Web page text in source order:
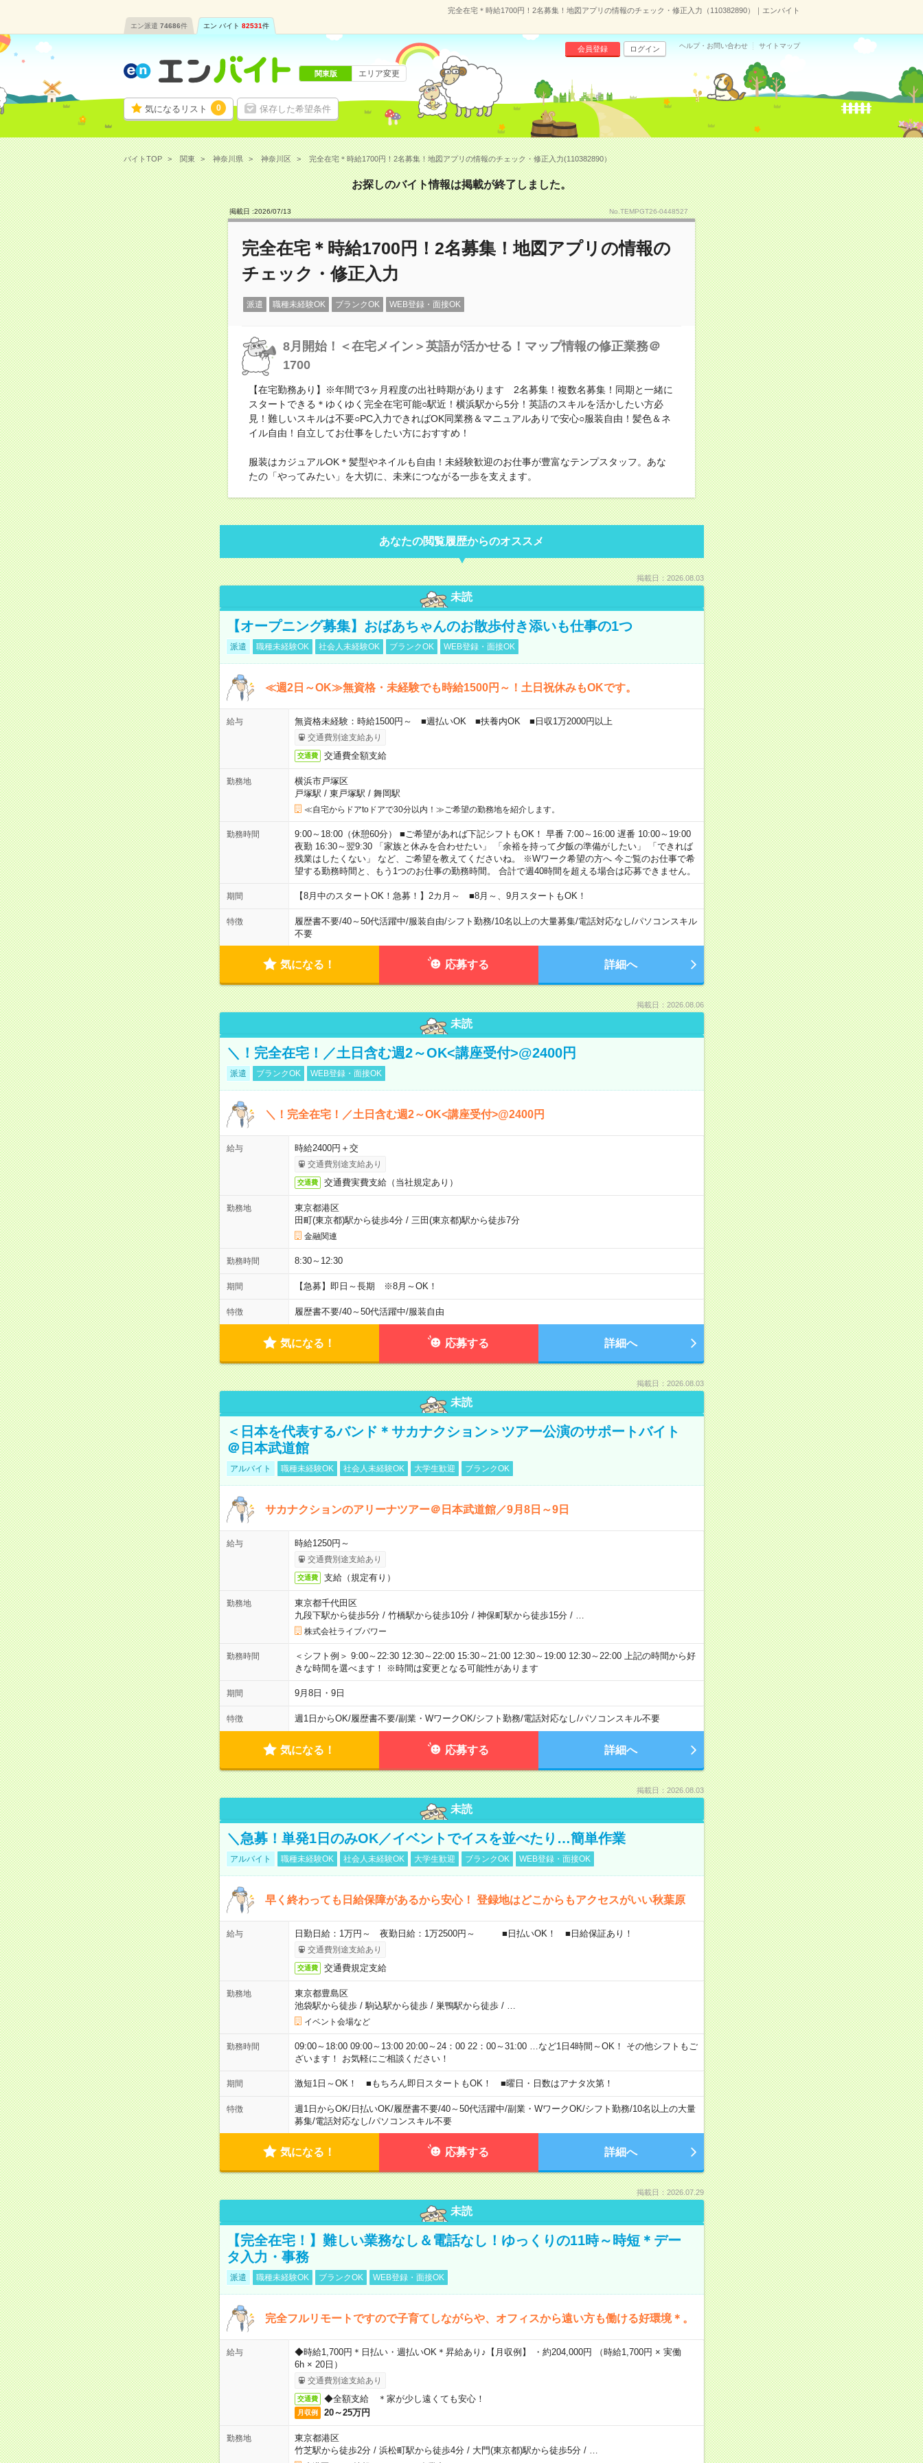
完全在宅＊時給1700円！2名募集！地図アプリの情報のチェック・修正入力（110382890）｜エンバイト
エン派遣 74686件 エン バイト 82531件
気になるリスト 0 保存した希望条件
会員登録 ログイン ヘルプ・お問い合わせ サイトマップ
関東版 エリア変更
バイトTOP 関東 神奈川県 神奈川区 完全在宅＊時給1700円！2名募集！地図アプリの情報のチェック・修正入力(110382890）
お探しのバイト情報は掲載が終了しました。
掲載日 :2026/07/13 No.TEMPGT26-0448527
完全在宅＊時給1700円！2名募集！地図アプリの情報の
チェック・修正入力
派遣 職種未経験OK ブランクOK WEB登録・面接OK
8月開始！＜在宅メイン＞英語が活かせる！マップ情報の修正業務＠
1700
【在宅勤務あり】※年間で3ヶ月程度の出社時期があります 2名募集！複数名募集！同期と一緒に
スタートできる＊ゆくゆく完全在宅可能○駅近！横浜駅から5分！英語のスキルを活かしたい方必
見！難しいスキルは不要○PC入力できればOK同業務＆マニュアルありで安心○服装自由！髪色＆ネ
イル自由！自立してお仕事をしたい方におすすめ！
服装はカジュアルOK＊髪型やネイルも自由！未経験歓迎のお仕事が豊富なテンプスタッフ。あな
たの「やってみたい」を大切に、未来につながる一歩を支えます。
あなたの閲覧履歴からのオススメ
掲載日：2026.08.03
未読
【オープニング募集】おばあちゃんのお散歩付き添いも仕事の1つ
派遣 職種未経験OK 社会人未経験OK ブランクOK WEB登録・面接OK
≪週2日～OK≫無資格・未経験でも時給1500円～！土日祝休みもOKです。
給与 無資格未経験：時給1500円～ ■週払いOK ■扶養内OK ■日収1万2000円以上
交通費別途支給あり
交通費 交通費全額支給
勤務地
横浜市戸塚区
戸塚駅 / 東戸塚駅 / 舞岡駅
≪自宅からドアtoドアで30分以内！≫ご希望の勤務地を紹介します。
勤務時間
9:00～18:00（休憩60分） ■ご希望があれば下記シフトもOK！ 早番 7:00～16:00 遅番 10:00～19:00
夜勤 16:30～翌9:30 「家族と休みを合わせたい」 「余裕を持って夕飯の準備がしたい」 「できれば
残業はしたくない」 など、ご希望を教えてくださいね。 ※Wワーク希望の方へ 今ご覧のお仕事で希
望する勤務時間と、もう1つのお仕事の勤務時間。 合計で週40時間を超える場合は応募できません。
期間 【8月中のスタートOK！急募！】2カ月～ ■8月～、9月スタートもOK！
特徴 履歴書不要/40～50代活躍中/服装自由/シフト勤務/10名以上の大量募集/電話対応なし/パソコンスキル
不要
気になる！ 応募する 詳細へ
掲載日：2026.08.06
未読
＼！完全在宅！／土日含む週2～OK<講座受付>@2400円
派遣 ブランクOK WEB登録・面接OK
＼！完全在宅！／土日含む週2～OK<講座受付>@2400円
給与 時給2400円＋交
交通費別途支給あり
交通費 交通費実費支給（当社規定あり）
勤務地
東京都港区
田町(東京都)駅から徒歩4分/ 三田(東京都)駅から徒歩7分
金融関連
勤務時間 8:30～12:30
期間 【急募】即日～長期 ※8月～OK！
特徴 履歴書不要/40～50代活躍中/服装自由
気になる！ 応募する 詳細へ
掲載日：2026.08.03
未読
＜日本を代表するバンド＊サカナクション＞ツアー公演のサポートバイト
＠日本武道館
アルバイト 職種未経験OK 社会人未経験OK 大学生歓迎 ブランクOK
サカナクションのアリーナツアー＠日本武道館／9月8日～9日
給与 時給1250円～
交通費別途支給あり
交通費 支給（規定有り）
勤務地
東京都千代田区
九段下駅から徒歩5分/ 竹橋駅から徒歩10分/ 神保町駅から徒歩15分/
株式会社ライブパワー
勤務時間
＜シフト例＞ 9:00～22:30 12:30～22:00 15:30～21:00 12:30～19:00 12:30～22:00 上記の時間から好
きな時間を選べます！ ※時間は変更となる可能性があります
期間 9月8日・9日
特徴 週1日からOK/履歴書不要/副業・WワークOK/シフト勤務/電話対応なし/パソコンスキル不要
気になる！ 応募する 詳細へ
掲載日：2026.08.03
未読
＼急募！単発1日のみOK／イベントでイスを並べたり…簡単作業
アルバイト 職種未経験OK 社会人未経験OK 大学生歓迎 ブランクOK WEB登録・面接OK
早く終わっても日給保障があるから安心！ 登録地はどこからもアクセスがいい秋葉原
給与 日勤日給：1万円～ 夜勤日給：1万2500円～ ■日払いOK！ ■日給保証あり！
交通費別途支給あり
交通費 交通費規定支給
勤務地
東京都豊島区
池袋駅から徒歩/ 駒込駅から徒歩/ 巣鴨駅から徒歩/
イベント会場など
勤務時間
09:00～18:00 09:00～13:00 20:00～24：00 22：00～31:00 …など1日4時間～OK！ その他シフトもご
ざいます！ お気軽にご相談ください！
期間 激短1日～OK！ ■もちろん即日スタートもOK！ ■曜日・日数はアナタ次第！
特徴 週1日からOK/日払いOK/履歴書不要/40～50代活躍中/副業・WワークOK/シフト勤務/10名以上の大量
募集/電話対応なし/パソコンスキル不要
気になる！ 応募する 詳細へ
掲載日：2026.07.29
未読
【完全在宅！】難しい業務なし＆電話なし！ゆっくりの11時～時短＊デー
タ入力・事務
派遣 職種未経験OK ブランクOK WEB登録・面接OK
完全フルリモートですので子育てしながらや、オフィスから遠い方も働ける好環境＊。
給与
◆時給1,700円＊日払い・週払いOK＊昇給あり♪【月収例】 ・約204,000円 （時給1,700円 × 実働
6h × 20日）
交通費別途支給あり
交通費 ◆全額支給 ＊家が少し遠くても安心！
月収例 20～25万円
勤務地
東京都港区
竹芝駅から徒歩2分/ 浜松町駅から徒歩4分/ 大門(東京都)駅から徒歩5分/